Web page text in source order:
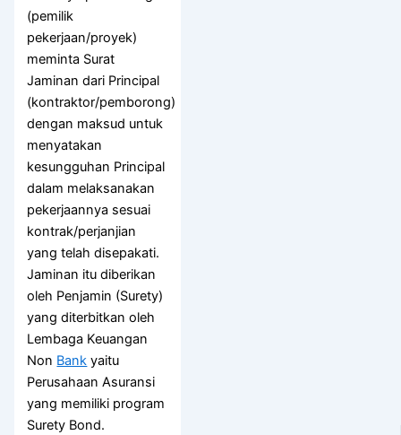
(pemilik
pekerjaan/proyek)
meminta Surat
Jaminan dari Principal
(kontraktor/pemborong)
dengan maksud untuk
menyatakan
kesungguhan Principal
dalam melaksanakan
pekerjaannya sesuai
kontrak/perjanjian
yang telah disepakati.
Jaminan itu diberikan
oleh Penjamin (Surety)
yang diterbitkan oleh
Lembaga Keuangan
Non Bank yaitu
Perusahaan Asuransi
yang memiliki program
Surety Bond.